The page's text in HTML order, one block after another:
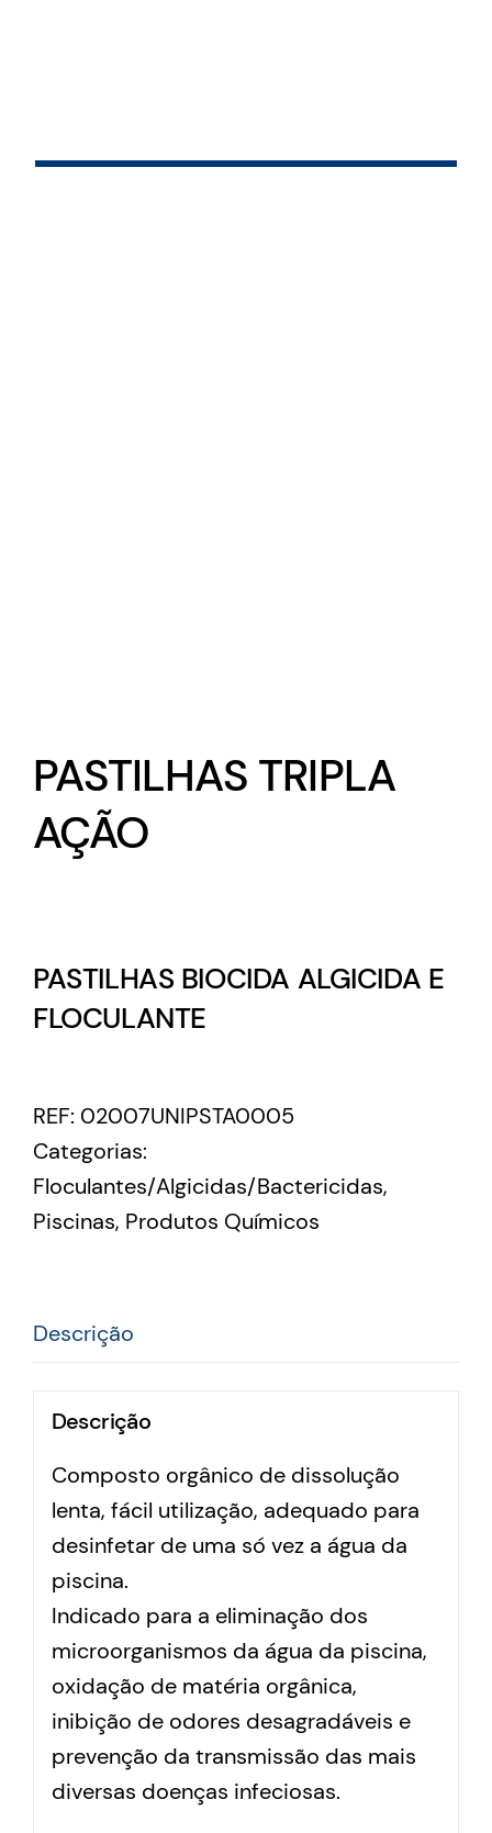
PASTILHAS TRIPLA
AÇÃO
PASTILHAS BIOCIDA ALGICIDA E
FLOCULANTE
REF: 02007UNIPSTA0005
Categorias:
Floculantes/Algicidas/Bactericidas,
Piscinas, Produtos Químicos
Descrição
Descrição
Composto orgânico de dissolução
lenta, fácil utilização, adequado para
desinfetar de uma só vez a água da
piscina.
Indicado para a eliminação dos
microorganismos da água da piscina,
oxidação de matéria orgânica,
inibição de odores desagradáveis e
prevenção da transmissão das mais
diversas doenças infeciosas.